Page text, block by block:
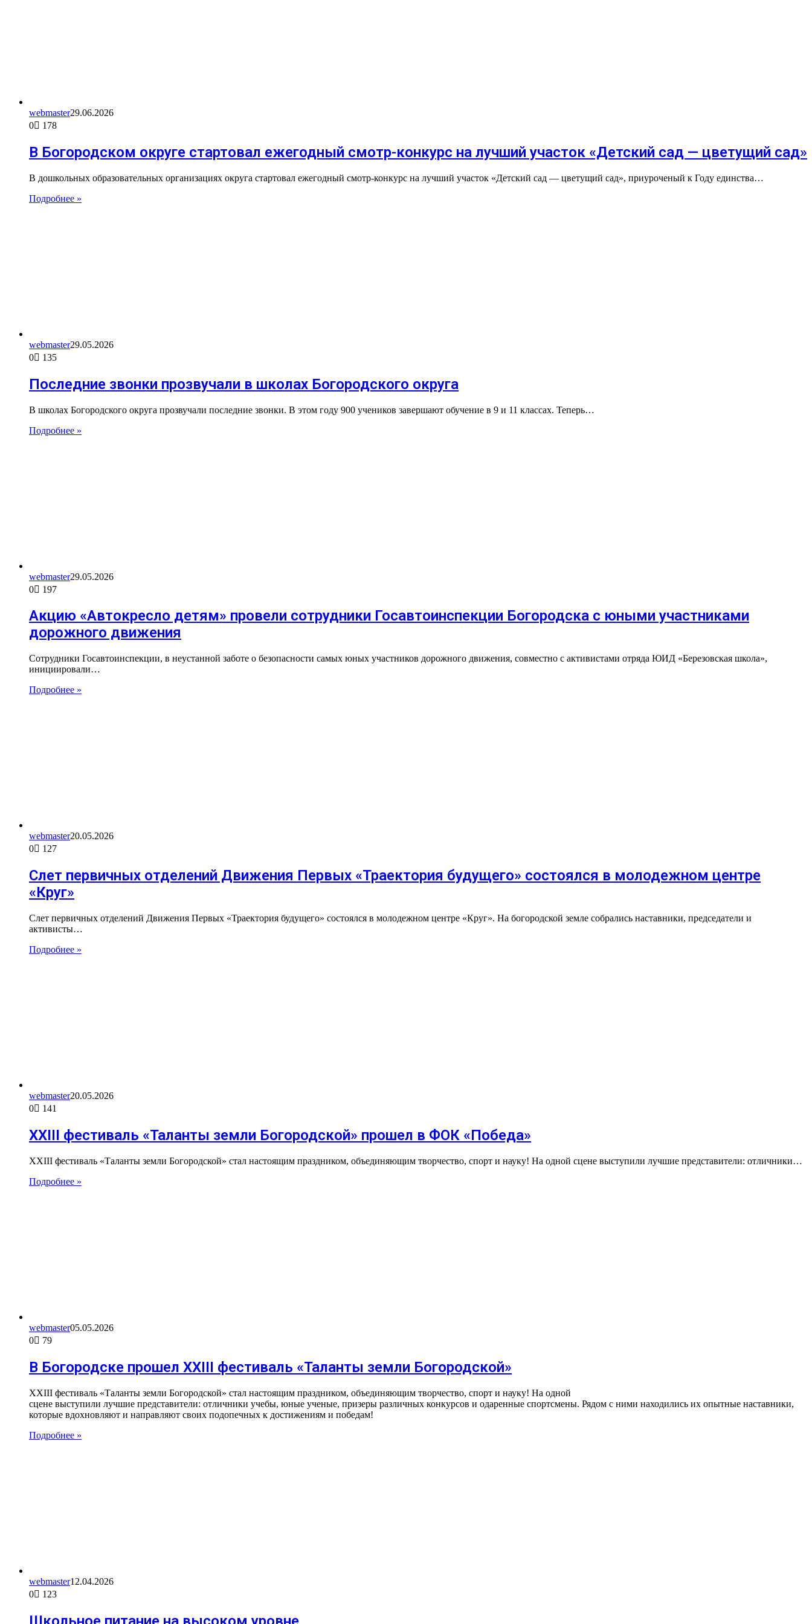
webmaster29.06.2026
0
178
В Богородском округе стартовал ежегодный смотр-конкурс на лучший участок «Детский сад — цветущий сад»
В дошкольных образовательных организациях округа стартовал ежегодный смотр-конкурс на лучший участок «Детский сад — цветущий сад», приуроченый к Году единства…
Подробнее »
webmaster29.05.2026
0
135
Последние звонки прозвучали в школах Богородского округа
В школах Богородского округа прозвучали последние звонки. В этом году 900 учеников завершают обучение в 9 и 11 классах. Теперь…
Подробнее »
webmaster29.05.2026
0
197
Акцию «Автокресло детям» провели сотрудники Госавтоинспекции Богородска с юными участниками
дорожного движения
Сотрудники Госавтоинспекции, в неустанной заботе о безопасности самых юных участников дорожного движения, совместно с активистами отряда ЮИД «Березовская школа»,
инициировали…
Подробнее »
webmaster20.05.2026
0
127
Слет первичных отделений Движения Первых «Траектория будущего» состоялся в молодежном центре
«Круг»
Слет первичных отделений Движения Первых «Траектория будущего» состоялся в молодежном центре «Круг». На богородской земле собрались наставники, председатели и
активисты…
Подробнее »
webmaster20.05.2026
0
141
XXIII фестиваль «Таланты земли Богородской» прошел в ФОК «Победа»
XXIII фестиваль «Таланты земли Богородской» стал настоящим праздником, объединяющим творчество, спорт и науку! На одной сцене выступили лучшие представители: отличники…
Подробнее »
webmaster05.05.2026
0
79
В Богородске прошел XXIII фестиваль «Таланты земли Богородской»
XXIII фестиваль «Таланты земли Богородской» стал настоящим праздником, объединяющим творчество, спорт и науку! На одной
сцене выступили лучшие представители: отличники учебы, юные ученые, призеры различных конкурсов и одаренные спортсмены. Рядом с ними находились их опытные наставники,
которые вдохновляют и направляют своих подопечных к достижениям и победам!
Подробнее »
webmaster12.04.2026
0
123